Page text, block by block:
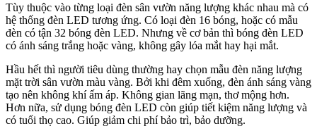
Tùy thuộc vào từng loại đèn sân vườn năng lượng khác nhau mà có
hệ thống đèn LED tương ứng. Có loại đèn 16 bóng, hoặc có mẫu
đèn có tận 32 bóng đèn LED. Nhưng về cơ bản thì bóng đèn LED
có ánh sáng trắng hoặc vàng, không gây lóa mắt hay hại mắt.
Hầu hết thì người tiêu dùng thường hay chọn mẫu đèn năng lượng
mặt trời sân vườn màu vàng. Bởi khi đêm xuống, đèn ánh sáng vàng
tạo nên không khí ấm áp. Không gian lãng mạn, thơ mộng hơn.
Hơn nữa, sử dụng bóng đèn LED còn giúp tiết kiệm năng lượng và
có tuổi thọ cao. Giúp giảm chi phí bảo trì, bảo dưỡng.